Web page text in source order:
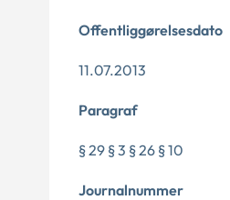
Offentliggørelsesdato
11.07.2013
Paragraf
§ 29 § 3 § 26 § 10
Journalnummer